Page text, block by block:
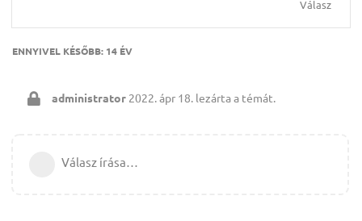
Válasz
ENNYIVEL KÉSŐBB: 14 ÉV
administrator 2022. ápr 18. lezárta a témát.
Válasz írása…